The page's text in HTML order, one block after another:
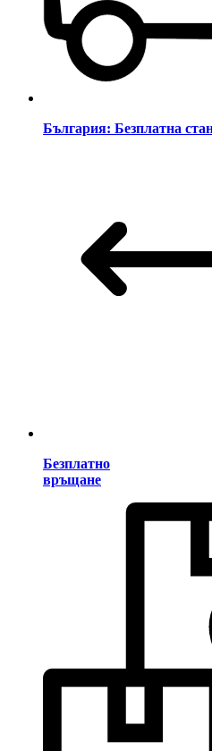
България: Безплатна
Безплатно
връщане